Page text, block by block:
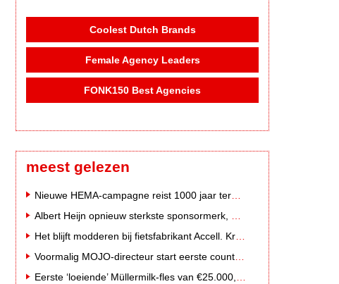
Coolest Dutch Brands
Female Agency Leaders
FONK150 Best Agencies
meest gelezen
Eerste ‘loeiende’ Müllermilk-fles van €25.000,- gevonden